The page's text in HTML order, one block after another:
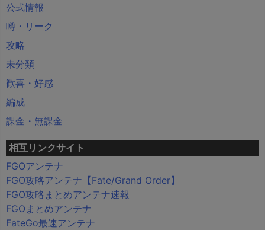
公式情報
噂・リーク
攻略
未分類
歓喜・好感
編成
課金・無課金
相互リンクサイト
FGOアンテナ
FGO攻略アンテナ【Fate/Grand Order】
FGO攻略まとめアンテナ速報
FGOまとめアンテナ
FateGo最速アンテナ